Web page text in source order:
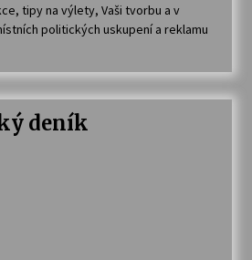
tipy na výlety, Vaši tvorbu a v
politických uskupení a reklamu
deník